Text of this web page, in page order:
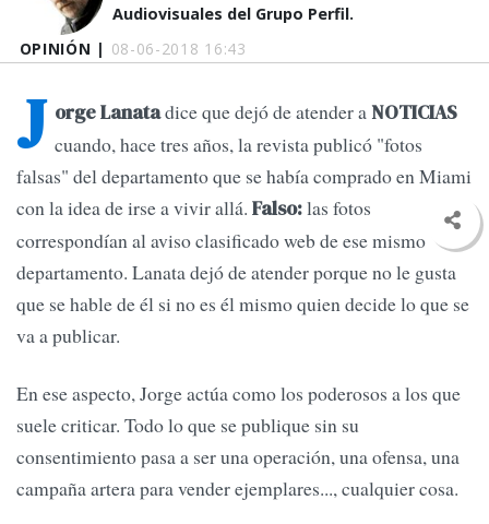
OPINIÓN | 08-06-2018 16:43
Audiovisuales del Grupo Perfil.
J orge Lanatadice que dejó de atender aNOTICIAS
cuando, hace tres años, la revista publicó "fotos
falsas" del departamento que se había comprado en Miami
con la idea de irse a vivir allá. Falso:las fotos
correspondían al aviso clasificado web de ese mismo
departamento. Lanata dejó de atender porque no le gusta
que se hable de él si no es él mismo quien decide lo que se
va a publicar.
En ese aspecto, Jorge actúa como los poderosos a los que
suele criticar. Todo lo que se publique sin su
consentimiento pasa a ser una operación, una ofensa, una
campaña artera para vender ejemplares..., cualquier cosa.